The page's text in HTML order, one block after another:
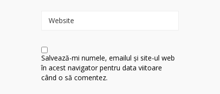
Website
Salvează-mi numele, emailul și site-ul web
în acest navigator pentru data viitoare
când o să comentez.